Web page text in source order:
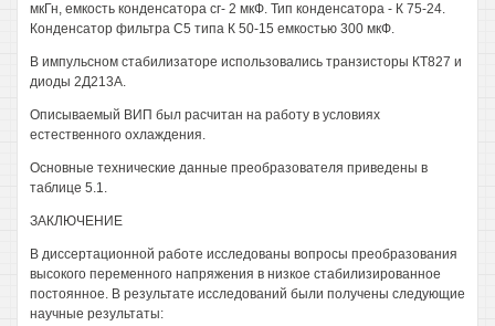
мкГн, емкость конденсатора сг- 2 мкФ. Тип конденсатора - К 75-24.
Конденсатор фильтра С5 типа К 50-15 емкостью 300 мкФ.
В импульсном стабилизаторе использовались транзисторы КТ827 и
диоды 2Д213А.
Описываемый ВИП был расчитан на работу в условиях
естественного охлаждения.
Основные технические данные преобразователя приведены в
таблице 5.1.
ЗАКЛЮЧЕНИЕ
В диссертационной работе исследованы вопросы преобразования
высокого переменного напряжения в низкое стабилизированное
постоянное. В результате исследований были получены следующие
научные результаты: